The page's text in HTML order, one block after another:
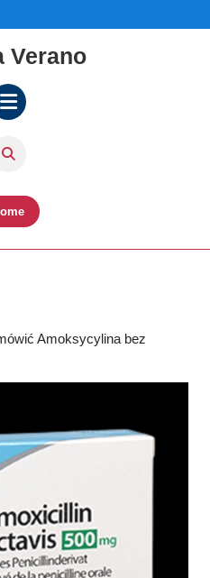
Verano
Button
Amoksycylina bez